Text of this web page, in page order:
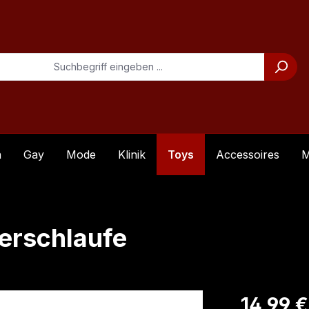
Gay Mode Klinik Toys Accessoires
Regulärer